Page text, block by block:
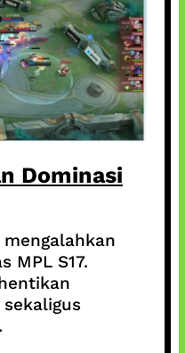
Dominasi
MPL S17.